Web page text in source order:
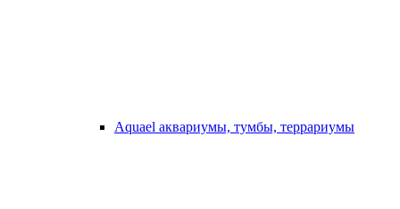
Aquael аквариумы, тумбы, террариумы